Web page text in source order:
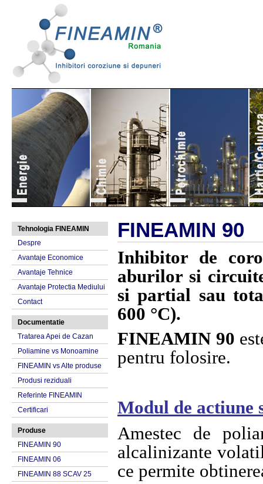
FINEAMIN 90
Inhibitor de
aburilor si
si partial sau
600 °C).
FINEAMIN 90
pentru folosire.
Modul de actiune
Amestec de
alcalinizante
ce permite
Tehnologia FINEAMIN
Despre
Avantaje Economice
Avantaje Tehnice
Avantaje Protectia Mediului
Contact
Documentatie
Tratarea Apei de Cazan
Poliamine vs Monoamine
FINEAMIN vs Alte produse
Produsi reziduali
Referinte FINEAMIN
Certificari
Produse
FINEAMIN 90
FINEAMIN 06
FINEAMIN 88 SCAV 25